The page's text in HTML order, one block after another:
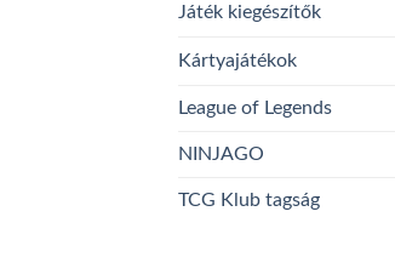
Játék kiegészítők
Kártyajátékok
League of Legends
NINJAGO
TCG Klub tagság